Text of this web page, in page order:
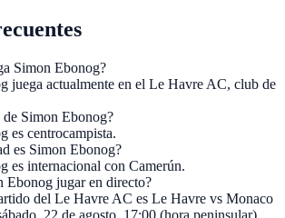
Simon Ebonog?
juega actualmente en el Le Havre AC, club de
Simon Ebonog?
es centrocampista.
es Simon Ebonog?
es internacional con Camerún.
Ebonog jugar en directo?
del Le Havre AC es Le Havre vs Monaco